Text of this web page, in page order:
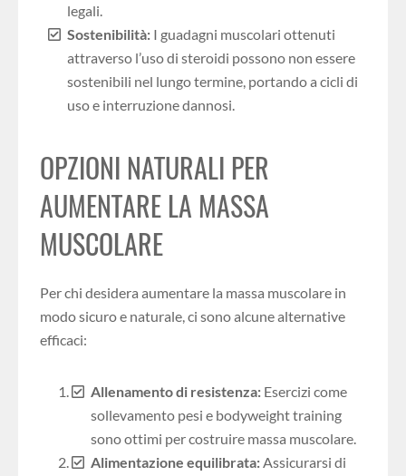
legali.
Sostenibilità: I guadagni muscolari ottenuti
attraverso l’uso di steroidi possono non essere
sostenibili nel lungo termine, portando a cicli di
uso e interruzione dannosi.
OPZIONI NATURALI PER
AUMENTARE LA MASSA
MUSCOLARE
Per chi desidera aumentare la massa muscolare in
modo sicuro e naturale, ci sono alcune alternative
efficaci:
Allenamento di resistenza:Esercizi come
sollevamento pesi e bodyweight training
sono ottimi per costruire massa muscolare.
Alimentazione equilibrata:Assicurarsi di